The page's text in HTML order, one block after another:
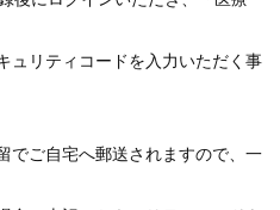
ュリティコードを入力いただく事
でご自宅へ郵送されますので、一